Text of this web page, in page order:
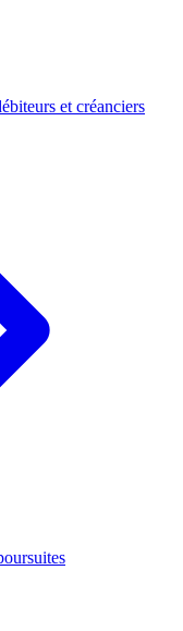
et créanciers